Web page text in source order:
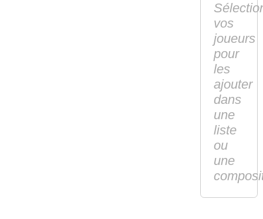
vos
joueurs
pour
les
ajouter
dans
une
liste
ou
une